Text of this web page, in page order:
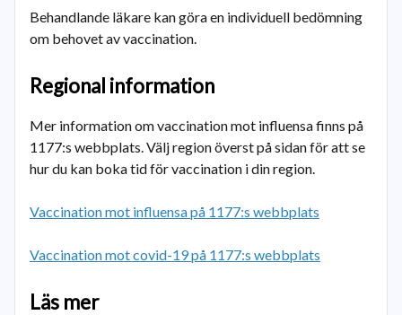
Behandlande läkare kan göra en individuell bedömning
om behovet av vaccination.
Regional information
Mer information om vaccination mot influensa finns på
1177:s webbplats. Välj region överst på sidan för att se
hur du kan boka tid för vaccination i din region.
Vaccination mot influensa på 1177:s webbplats
Vaccination mot covid-19 på 1177:s webbplats
Läs mer